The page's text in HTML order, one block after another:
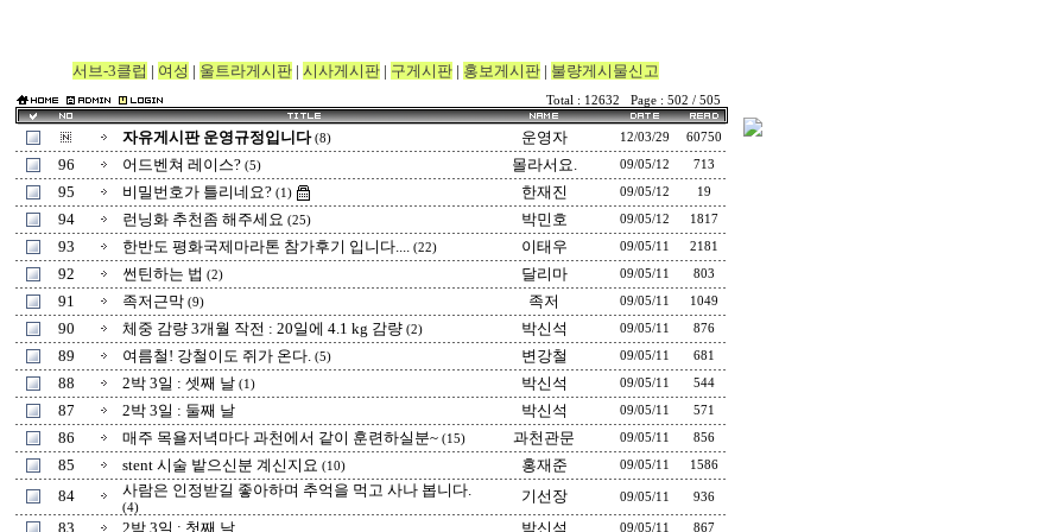
서브-3클럽 | 여성 | 울트라게시판 | 시사게시판 | 구게시판 | 홍보게시판 | 불량게시물신고
Total : 12632 Page : 502 / 505
자유게시판 운영규정입니다 (8) 운영자 12/03/29 60750
96 어드벤쳐 레이스? (5) 몰라서요. 09/05/12 713
95 비밀번호가 틀리네요? (1) 한재진 09/05/12 19
94 런닝화 추천좀 해주세요 (25) 박민호 09/05/12 1817
93 한반도 평화국제마라톤 참가후기 입니다.... (22) 이태우 09/05/11 2181
92 썬틴하는 법 (2) 달리마 09/05/11 803
91 족저근막 (9) 족저 09/05/11 1049
90 체중 감량 3개월 작전 : 20일에 4.1 kg 감량 (2) 박신석 09/05/11 876
89 여름철! 강철이도 쥐가 온다. (5) 변강철 09/05/11 681
88 2박 3일 : 셋째 날 (1) 박신석 09/05/11 544
87 2박 3일 : 둘째 날 박신석 09/05/11 571
86 매주 목욜저녁마다 과천에서 같이 훈련하실분~ (15) 과천관문 09/05/11 856
85 stent 시술 밭으신분 계신지요 (10) 홍재준 09/05/11 1586
84 사람은 인정받길 좋아하며 추억을 먹고 사나 봅니다.
(4)
기선장 09/05/11 936
83 2박 3일 : 첫째 날 박신석 09/05/11 867